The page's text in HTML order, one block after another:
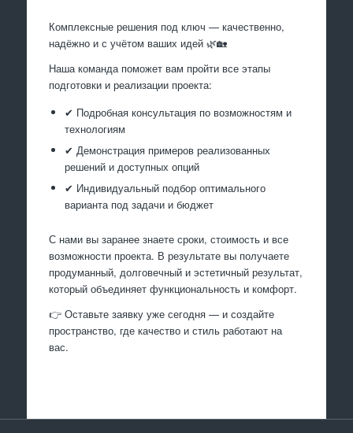
Комплексные решения под ключ — качественно,
надёжно и с учётом ваших идей 🌿🏡
Наша команда поможет вам пройти все этапы
подготовки и реализации проекта:
✔ Подробная консультация по возможностям и
технологиям
✔ Демонстрация примеров реализованных
решений и доступных опций
✔ Индивидуальный подбор оптимального
варианта под задачи и бюджет
С нами вы заранее знаете сроки, стоимость и все
возможности проекта. В результате вы получаете
продуманный, долговечный и эстетичный результат,
который объединяет функциональность и комфорт.
👉 Оставьте заявку уже сегодня — и создайте
пространство, где качество и стиль работают на
вас.